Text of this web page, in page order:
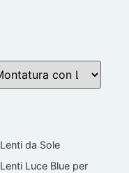
Lenti da Sole
Lenti Luce Blue per